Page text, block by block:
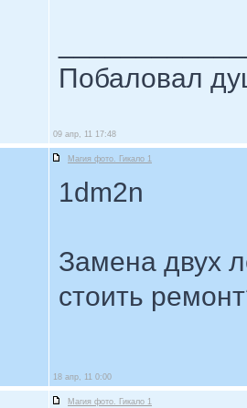
Побаловал
09 апр, 11 17:48
Магия фото. Гикало 1
1dm2n
Замена двух
стоить
18 апр, 11 0:00
Магия фото. Гикало 1